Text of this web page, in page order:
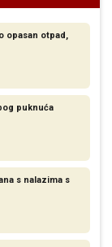
opasan otpad,
puknuća
s nalazima s